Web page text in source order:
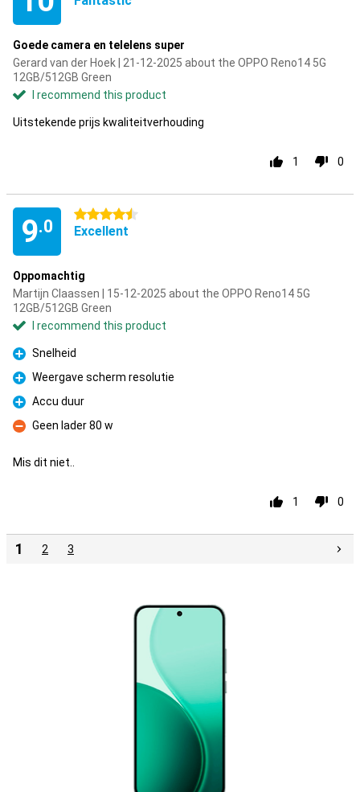
Goede camera en telelens super
Gerard van der Hoek | 21-12-2025 about the OPPO Reno14 5G
12GB/512GB Green
I recommend this product
Uitstekende prijs kwaliteitverhouding
1 0
9.0
4.5 stars
Excellent
Oppomachtig
Martijn Claassen | 15-12-2025 about the OPPO Reno14 5G
12GB/512GB Green
I recommend this product
Pro
Snelheid
Pro
Weergave scherm resolutie
Pro
Accu duur
Con
Geen lader 80 w
Mis dit niet..
1 0
1 2 3